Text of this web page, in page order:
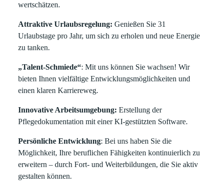
wertschätzen.
Attraktive Urlaubsregelung:Genießen Sie 31
Urlaubstage pro Jahr, um sich zu erholen und neue Energie
zu tanken.
„Talent-Schmiede“: Mit uns können Sie wachsen! Wir
bieten Ihnen vielfältige Entwicklungsmöglichkeiten und
einen klaren Karriereweg.
Innovative Arbeitsumgebung:Erstellung der
Pflegedokumentation mit einer KI-gestützten Software.
Persönliche Entwicklung: Bei uns haben Sie die
Möglichkeit, Ihre beruflichen Fähigkeiten kontinuierlich zu
erweitern – durch Fort- und Weiterbildungen, die Sie aktiv
gestalten können.